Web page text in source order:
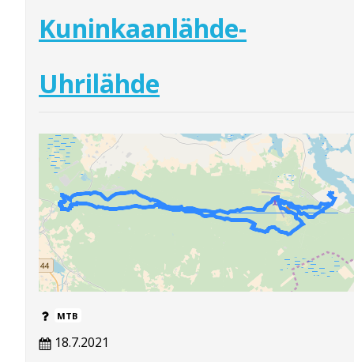
Kuninkaanlähde-
Uhrilähde
MTB
18.7.2021